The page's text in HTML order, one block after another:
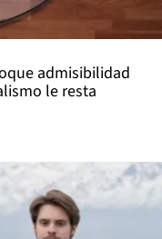
admisibilidad
le resta